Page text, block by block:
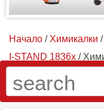
Начало / Химикалки /
I-STAND 1836x /